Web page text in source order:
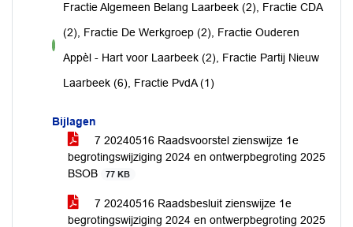
voor
Fractie Algemeen Belang Laarbeek (2), Fractie CDA
(2), Fractie De Werkgroep (2), Fractie Ouderen
Appèl - Hart voor Laarbeek (2), Fractie Partij Nieuw
Laarbeek (6), Fractie PvdA (1)
Bijlagen
7 20240516 Raadsvoorstel zienswijze 1e
begrotingswijziging 2024 en ontwerpbegroting 2025
BSOB
77 KB
7 20240516 Raadsbesluit zienswijze 1e
begrotingswijziging 2024 en ontwerpbegroting 2025